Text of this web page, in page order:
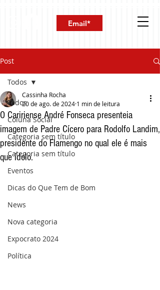
Post
Todos
Coluna Social
Categoria sem título
Categoria sem título
Eventos
Dicas do Que Tem de Bom
News
Nova categoria
Expocrato 2024
Política
Todos
O Caririense André Fonseca presenteia
imagem de Padre Cícero para Rodolfo Landim,
presidente do Flamengo no qual ele é mais
que ídolo.
Cassinha Rocha
20 de ago. de 2024 1 min de leitura